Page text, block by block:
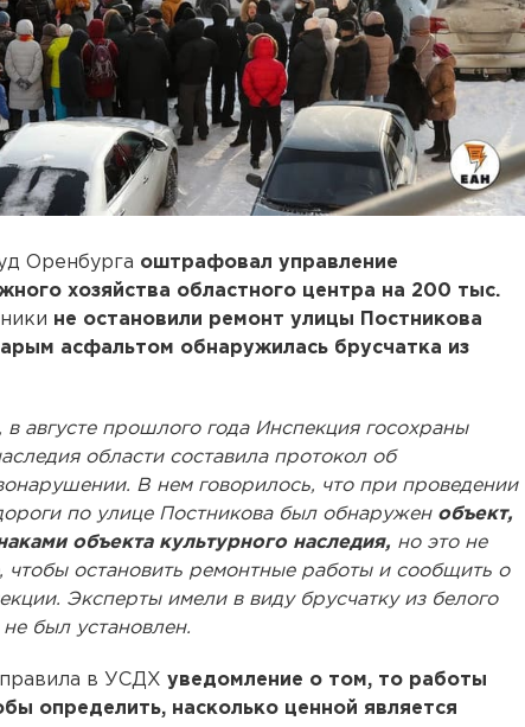
Оренбурга оштрафовал управление
хозяйства областного центра на 200 тыс.
не остановили ремонт улицы Постникова
асфальтом обнаружилась брусчатка из
в августе прошлого года Инспекция госохраны
области составила протокол об
В нем говорилось, что при проведении
по улице Постникова был обнаружен объект,
объекта культурного наследия, но это не
чтобы остановить ремонтные работы и сообщить о
Эксперты имели в виду брусчатку из белого
был установлен.
в УСДХ уведомление о том, то работы
определить, насколько ценной является